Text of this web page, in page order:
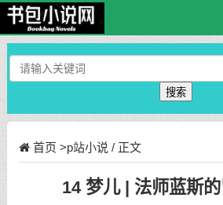
搜索
首页 >p站小说 / 正文
14 梦儿 | 法师蓝斯